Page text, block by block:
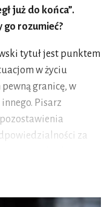
już do końca”.
go rozumieć?
tytuł jest punktem
w życiu
granicę, w
Pisarz
za
na drodze
i rozmaitych idei,